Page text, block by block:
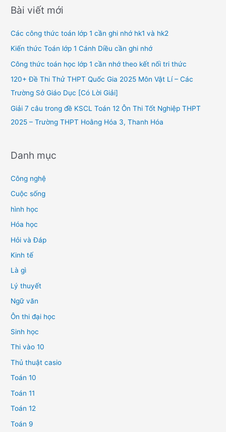
r
h
f
o
Bài viết mới
Các công thức toán lớp 1 cần ghi nhớ hk1 và hk2
Kiến thức Toán lớp 1 Cánh Diều cần ghi nhớ
Công thức toán học lớp 1 cần nhớ theo kết nối tri thức
120+ Đề Thi Thử THPT Quốc Gia 2025 Môn Vật Lí – Các
Trường Sở Giáo Dục [Có Lời Giải]
Giải 7 câu trong đề KSCL Toán 12 Ôn Thi Tốt Nghiệp THPT
2025 – Trường THPT Hoằng Hóa 3, Thanh Hóa
Danh mục
Công nghệ
Cuộc sống
hình học
Hóa học
Hỏi và Đáp
Kinh tế
Là gì
Lý thuyết
Ngữ văn
Ôn thi đại học
Sinh học
Thi vào 10
Thủ thuật casio
Toán 10
Toán 11
Toán 12
Toán 9